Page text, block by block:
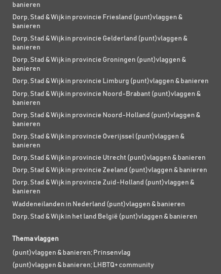
banieren
Dorp, Stad & Wijk in provincie Friesland (punt)vlaggen &
banieren
Dorp, Stad & Wijk in provincie Gelderland (punt)vlaggen &
banieren
Dorp, Stad & Wijk in provincie Groningen (punt)vlaggen &
banieren
Dorp, Stad & Wijk in provincie Limburg (punt)vlaggen & banieren
Dorp, Stad & Wijk in provincie Noord-Brabant (punt)vlaggen &
banieren
Dorp, Stad & Wijk in provincie Noord-Holland (punt)vlaggen &
banieren
Dorp, Stad & Wijk in provincie Overijssel (punt)vlaggen &
banieren
Dorp, Stad & Wijk in provincie Utrecht (punt)vlaggen & banieren
Dorp, Stad & Wijk in provincie Zeeland (punt)vlaggen & banieren
Dorp, Stad & Wijk in provincie Zuid-Holland (punt)vlaggen &
banieren
Waddeneilanden in Nederland (punt)vlaggen & banieren
Dorp, Stad & Wijk in het land België (punt)vlaggen & banieren
Thema vlaggen
(punt)vlaggen & banieren; Prinsenvlag
(punt)vlaggen & banieren; LHBTQ+ community